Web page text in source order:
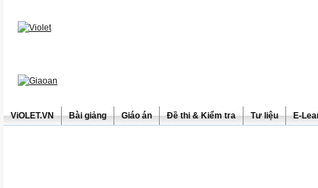
ViOLET.VN Bài giảng Giáo án Đề thi & Kiểm tra Tư liệu E-